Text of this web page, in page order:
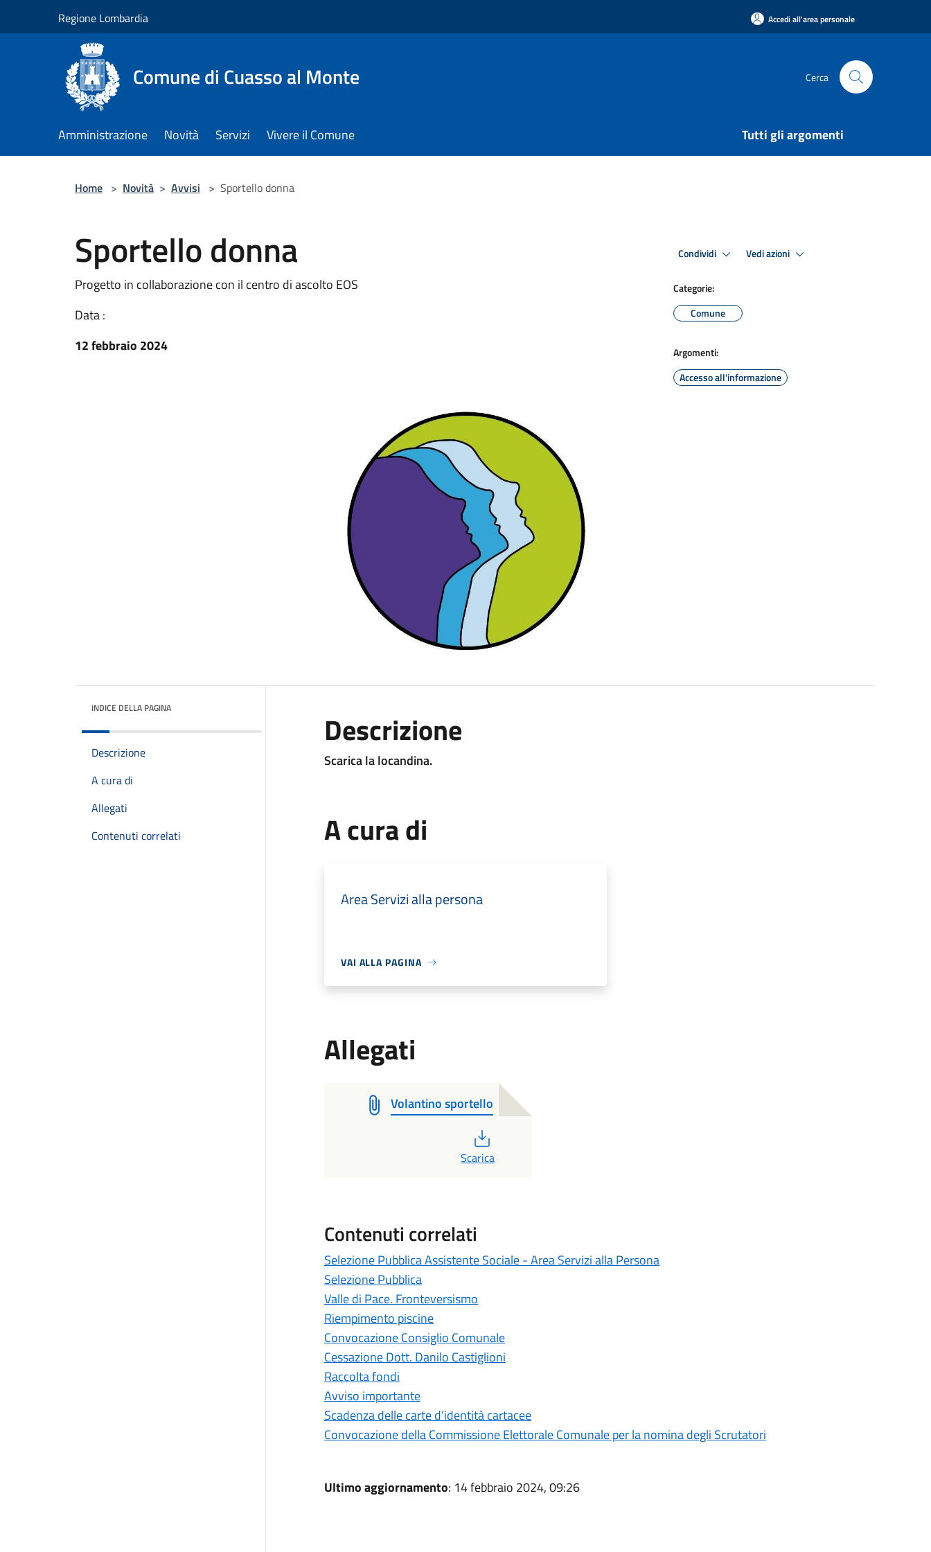
Regione Lombardia Accedi all'area personale
Comune di Cuasso al Monte Cerca
Amministrazione Novità Servizi Vivere il Comune Tutti gli argomenti
Home > Novità > Avvisi > Sportello donna
Sportello donna
Progetto in collaborazione con il centro di ascolto EOS
Data :
12 febbraio 2024
Condividi Vedi azioni
Categorie:
Comune
Argomenti:
Accesso all'informazione
INDICE DELLA PAGINA
Descrizione
A cura di
Allegati
Contenuti correlati
Descrizione
Scarica la locandina.
A cura di
Area Servizi alla persona
VAI ALLA PAGINA
Allegati
Volantino sportello
Scarica
Contenuti correlati
Selezione Pubblica Assistente Sociale - Area Servizi alla Persona
Selezione Pubblica
Valle di Pace. Fronteversismo
Riempimento piscine
Convocazione Consiglio Comunale
Cessazione Dott. Danilo Castiglioni
Raccolta fondi
Avviso importante
Scadenza delle carte d’identità cartacee
Convocazione della Commissione Elettorale Comunale per la nomina degli Scrutatori
Ultimo aggiornamento: 14 febbraio 2024, 09:26